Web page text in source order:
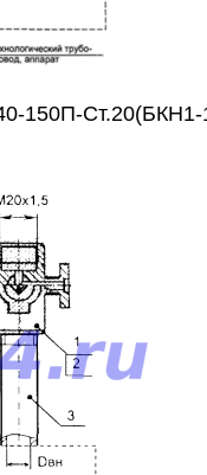
150П-Ст.20(БКН1-